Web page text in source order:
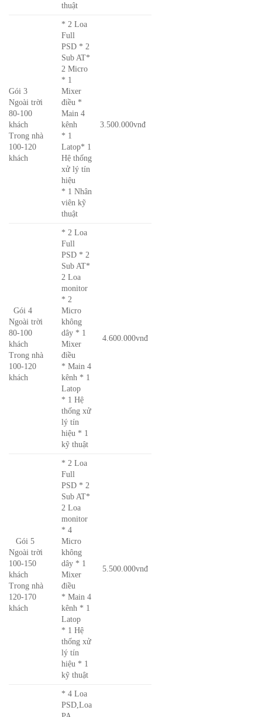
thuật
Gói 3
Ngoài trời
80-100
khách
Trong nhà
100-120
khách
* 2 Loa
Full
PSD * 2
Sub AT*
2 Micro
* 1
Mixer
điều *
Main 4
kênh
* 1
Latop* 1
Hệ thống
xử lý tín
hiệu
* 1 Nhân
viên kỹ
thuật
3.500.000vnđ
Gói 4
Ngoài trời
80-100
khách
Trong nhà
100-120
khách
* 2 Loa
Full
PSD * 2
Sub AT*
2 Loa
monitor
* 2
Micro
không
dây * 1
Mixer
điều
* Main 4
kênh * 1
Latop
* 1 Hệ
thống xử
lý tín
hiệu * 1
kỹ thuật
4.600.000vnđ
Gói 5
Ngoài trời
100-150
khách
Trong nhà
120-170
khách
* 2 Loa
Full
PSD * 2
Sub AT*
2 Loa
monitor
* 4
Micro
không
dây * 1
Mixer
điều
* Main 4
kênh * 1
Latop
* 1 Hệ
thống xử
lý tín
hiệu * 1
kỹ thuật
5.500.000vnđ
* 4 Loa
PSD,Loa